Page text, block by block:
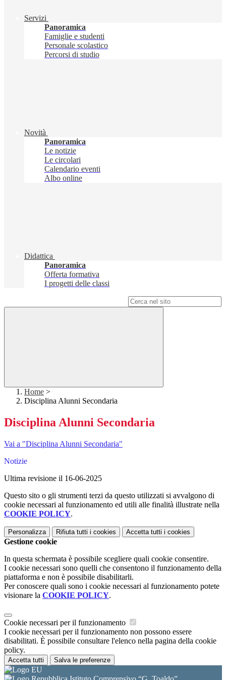
Servizi
Panoramica
Famiglie e studenti
Personale scolastico
Percorsi di studio
Novità
Panoramica
Le notizie
Le circolari
Calendario eventi
Albo online
Didattica
Panoramica
Offerta formativa
I progetti delle classi
Home >
Disciplina Alunni Secondaria
Disciplina Alunni Secondaria
Vai a "Disciplina Alunni Secondaria"
Notizie
Ultima revisione il 16-06-2025
Questo sito o gli strumenti terzi da questo utilizzati si avvalgono di
cookie necessari al funzionamento ed utili alle finalità illustrate nella
COOKIE POLICY.
Personalizza Rifiuta tutti i cookies Accetta tutti i cookies
Gestione cookie
In questa schermata è possibile scegliere quali cookie consentire.
I cookie necessari sono quelli che consentono il funzionamento della
piattaforma e non è possibile disabilitarli.
Per conoscere quali sono i cookie necessari al funzionamento potete
visionare la COOKIE POLICY.
Cookie necessari per il funzionamento
I cookie necessari per il funzionamento non possono essere
disabilitati. È possibile consultare l'elenco nella pagina della cookie
policy.
Accetta tutti Salva le preferenze